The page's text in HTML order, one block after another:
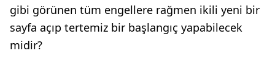
gibi görünen tüm engellere rağmen ikili yeni bir
sayfa açıp tertemiz bir başlangıç yapabilecek
midir?